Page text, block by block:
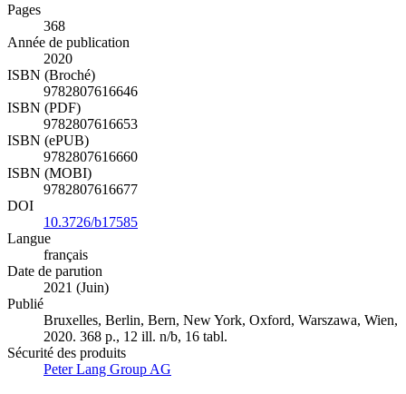
Pages
368
Année de publication
2020
ISBN (Broché)
9782807616646
ISBN (PDF)
9782807616653
ISBN (ePUB)
9782807616660
ISBN (MOBI)
9782807616677
DOI
10.3726/b17585
Langue
français
Date de parution
2021 (Juin)
Publié
Bruxelles, Berlin, Bern, New York, Oxford, Warszawa, Wien,
2020. 368 p., 12 ill. n/b, 16 tabl.
Sécurité des produits
Peter Lang Group AG